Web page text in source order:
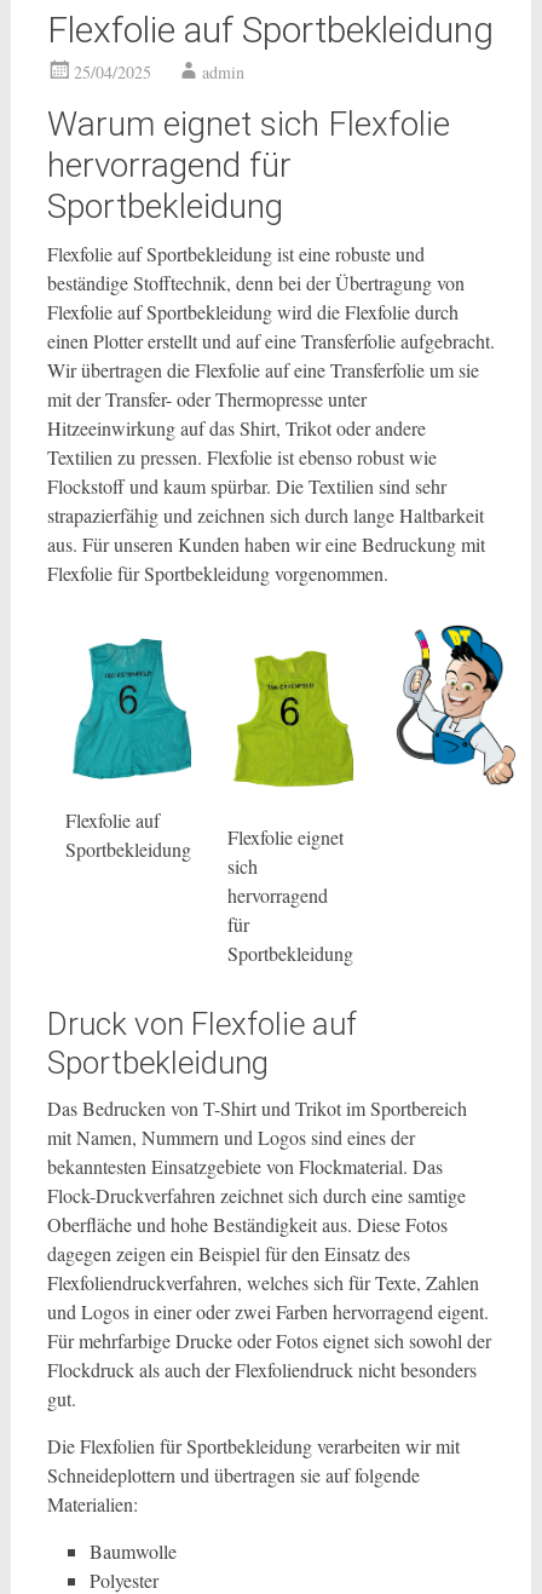
Flexfolie auf Sportbekleidung
25/04/2025 admin
Warum eignet sich Flexfolie
hervorragend für
Sportbekleidung
Flexfolie auf Sportbekleidung ist eine robuste und
beständige Stofftechnik, denn bei der Übertragung von
Flexfolie auf Sportbekleidung wird die Flexfolie durch
einen Plotter erstellt und auf eine Transferfolie aufgebracht.
Wir übertragen die Flexfolie auf eine Transferfolie um sie
mit der Transfer- oder Thermopresse unter
Hitzeeinwirkung auf das Shirt, Trikot oder andere
Textilien zu pressen. Flexfolie ist ebenso robust wie
Flockstoff und kaum spürbar. Die Textilien sind sehr
strapazierfähig und zeichnen sich durch lange Haltbarkeit
aus. Für unseren Kunden haben wir eine Bedruckung mit
Flexfolie für Sportbekleidung vorgenommen.
Flexfolie auf
Sportbekleidung
Flexfolie eignet
sich
hervorragend
für
Sportbekleidung
Druck von Flexfolie auf
Sportbekleidung
Das Bedrucken von T-Shirt und Trikot im Sportbereich
mit Namen, Nummern und Logos sind eines der
bekanntesten Einsatzgebiete von Flockmaterial. Das
Flock-Druckverfahren zeichnet sich durch eine samtige
Oberfläche und hohe Beständigkeit aus. Diese Fotos
dagegen zeigen ein Beispiel für den Einsatz des
Flexfoliendruckverfahren, welches sich für Texte, Zahlen
und Logos in einer oder zwei Farben hervorragend eigent.
Für mehrfarbige Drucke oder Fotos eignet sich sowohl der
Flockdruck als auch der Flexfoliendruck nicht besonders
gut.
Die Flexfolien für Sportbekleidung verarbeiten wir mit
Schneideplottern und übertragen sie auf folgende
Materialien:
Baumwolle
Polyester